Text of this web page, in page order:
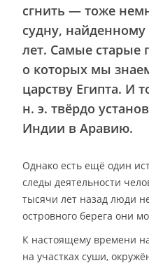
сгнить — тоже
судну,
лет. Самые старые
о которых мы
царству Египта. И
н. э. твёрдо
Индии в Аравию.
Однако есть ещё один
следы деятельности
тысячи лет назад люди
островного берега они
К настоящему времени
на участках суши,